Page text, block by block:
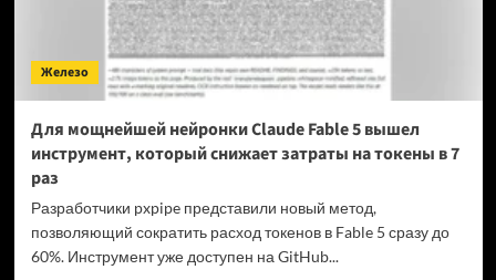
и
realme
полностью
переходят
на
Железо
Для мощнейшей нейронки Claude Fable 5 вышел
инструмент, который снижает затраты на токены в 7
раз
Разработчики pxpipe представили новый метод,
позволяющий сократить расход токенов в Fable 5 сразу до
60%. Инструмент уже доступен на GitHub...